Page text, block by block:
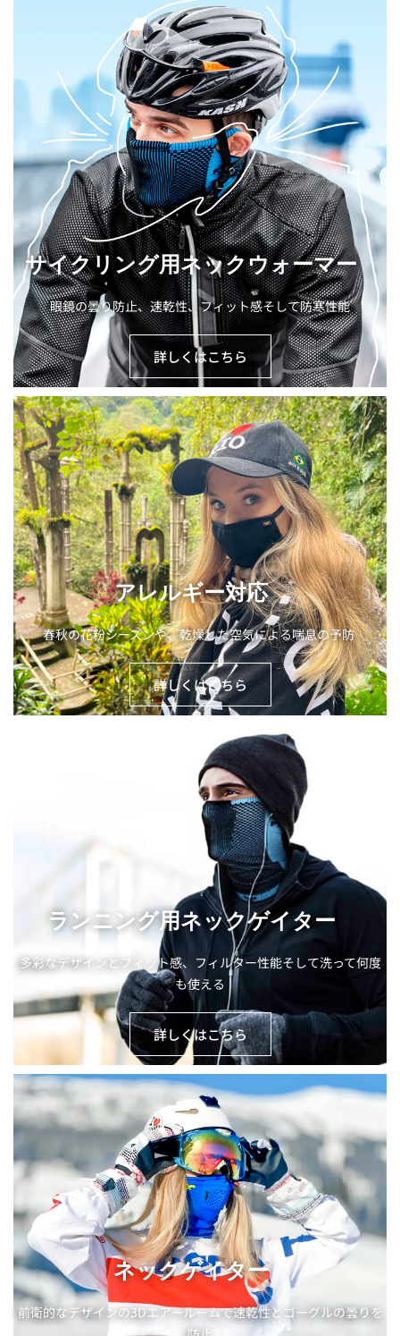
サイクリング用ネックウォーマー
眼鏡の曇り防止、速乾性、フィット感そして防寒性能
詳しくはこちら
アレルギー対応
春秋の花粉シーズンや、乾燥した空気による喘息の予防
詳しくはこちら
ランニング用ネックゲイター
多彩なデザインとフィット感、フィルター性能そして洗って何度
も使える
詳しくはこちら
ネックゲイター
前衛的なデザインの3Dエアールームで速乾性とゴーグルの曇りを